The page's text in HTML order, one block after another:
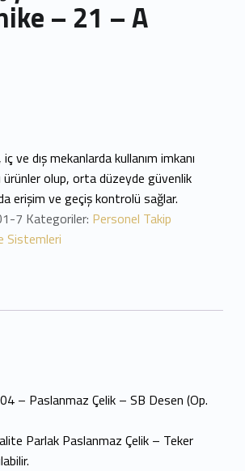
– 21 – A
ve dış mekanlarda kullanım imkanı
ürünler olup, orta düzeyde güvenlik
erişim ve geçiş kontrolü sağlar.
7 Kategoriler: Personel Takip
Sistemleri
– Paslanmaz Çelik – SB Desen (Op.
Parlak Paslanmaz Çelik – Teker